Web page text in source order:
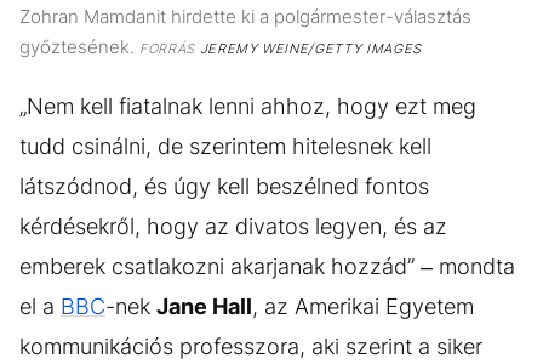
Zohran Mamdanit hirdette ki a polgármester-választás
győztesének. FORRÁSJEREMY WEINE/GETTY IMAGES
„Nem kell fiatalnak lenni ahhoz, hogy ezt meg
tudd csinálni, de szerintem hitelesnek kell
látszódnod, és úgy kell beszélned fontos
kérdésekről, hogy az divatos legyen, és az
emberek csatlakozni akarjanak hozzád” – mondta
el a BBC-nek Jane Hall, az Amerikai Egyetem
kommunikációs professzora, aki szerint a siker